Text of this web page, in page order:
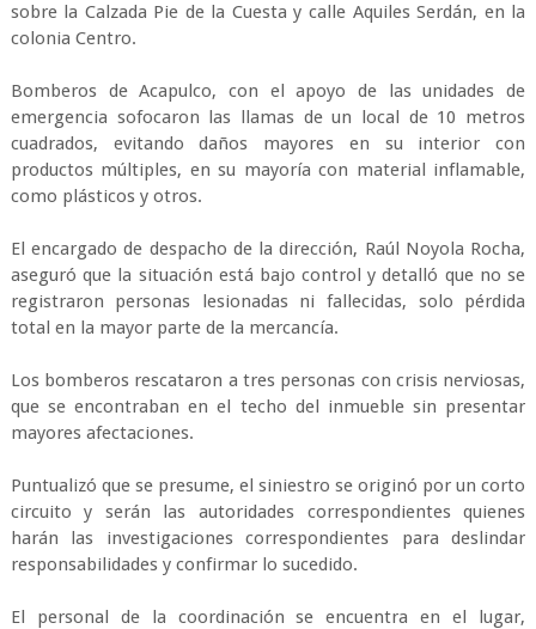
sobre la Calzada Pie de la Cuesta y calle Aquiles Serdán, en la
colonia Centro.
Bomberos de Acapulco, con el apoyo de las unidades de
emergencia sofocaron las llamas de un local de 10 metros
cuadrados, evitando daños mayores en su interior con
productos múltiples, en su mayoría con material inflamable,
como plásticos y otros.
El encargado de despacho de la dirección, Raúl Noyola Rocha,
aseguró que la situación está bajo control y detalló que no se
registraron personas lesionadas ni fallecidas, solo pérdida
total en la mayor parte de la mercancía.
Los bomberos rescataron a tres personas con crisis nerviosas,
que se encontraban en el techo del inmueble sin presentar
mayores afectaciones.
Puntualizó que se presume, el siniestro se originó por un corto
circuito y serán las autoridades correspondientes quienes
harán las investigaciones correspondientes para deslindar
responsabilidades y confirmar lo sucedido.
El personal de la coordinación se encuentra en el lugar,